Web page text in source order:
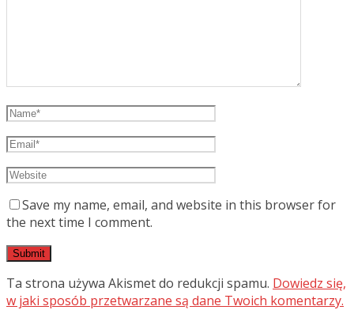
Save my name, email, and website in this browser for
the next time I comment.
Ta strona używa Akismet do redukcji spamu. Dowiedz się,
w jaki sposób przetwarzane są dane Twoich komentarzy.